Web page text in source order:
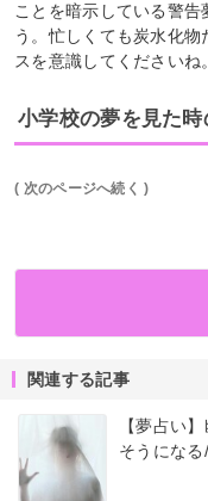
ことを暗示している警
う。忙しくても炭水化
スを意識してくださいね。
小学校の夢を見た時
( 次のページへ続く )
関連する記事
【夢占い
そうになる